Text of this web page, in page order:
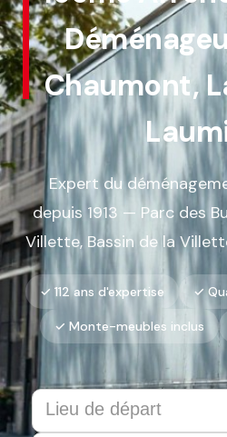
Chaumont,
Expert du
depuis 1913 — Parc des
Villette, Bassin de la
✓ 112 ans d'expertise ✓
✓ Monte-meubles inclus